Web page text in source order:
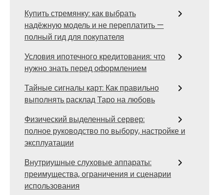
Купить стремянку: как выбрать
надёжную модель и не переплатить —
полный гид для покупателя
Условия ипотечного кредитования: что
нужно знать перед оформлением
Тайные сигналы карт: Как правильно
выполнять расклад Таро на любовь
Физический выделенный сервер:
полное руководство по выбору, настройке и
эксплуатации
Внутриушные слуховые аппараты:
преимущества, ограничения и сценарии
использования